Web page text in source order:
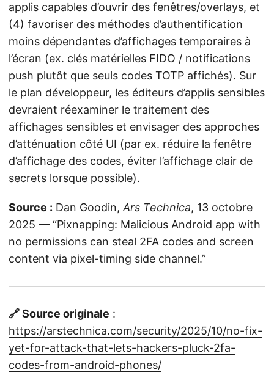
applis capables d’ouvrir des fenêtres/overlays, et
(4) favoriser des méthodes d’authentification
moins dépendantes d’affichages temporaires à
l’écran (ex. clés matérielles FIDO / notifications
push plutôt que seuls codes TOTP affichés). Sur
le plan développeur, les éditeurs d’applis sensibles
devraient réexaminer le traitement des
affichages sensibles et envisager des approches
d’atténuation côté UI (par ex. réduire la fenêtre
d’affichage des codes, éviter l’affichage clair de
secrets lorsque possible).
Source : Dan Goodin, Ars Technica, 13 octobre
2025 — “Pixnapping: Malicious Android app with
no permissions can steal 2FA codes and screen
content via pixel-timing side channel.”
🔗 Source originale :
https://arstechnica.com/security/2025/10/no-fix-
yet-for-attack-that-lets-hackers-pluck-2fa-
codes-from-android-phones/